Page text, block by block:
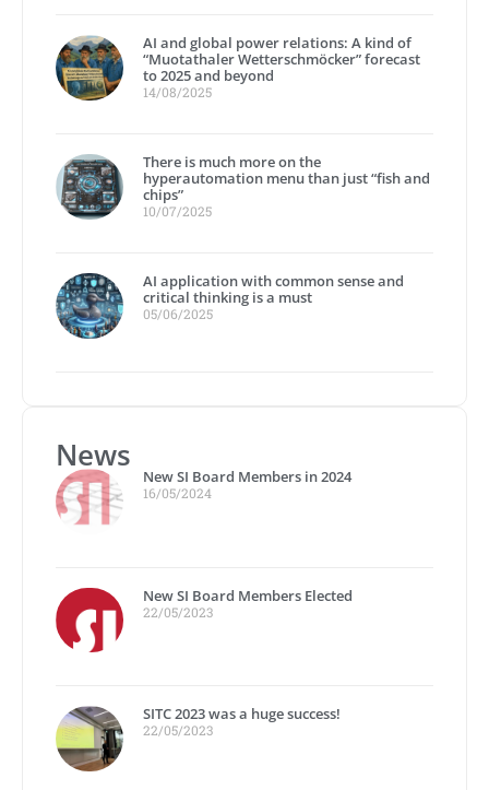
AI and global power relations: A kind of
“Muotathaler Wetterschmöcker” forecast
to 2025 and beyond
14/08/2025
There is much more on the
hyperautomation menu than just “fish and
chips”
10/07/2025
AI application with common sense and
critical thinking is a must
05/06/2025
News
New SI Board Members in 2024
16/05/2024
New SI Board Members Elected
22/05/2023
SITC 2023 was a huge success!
22/05/2023